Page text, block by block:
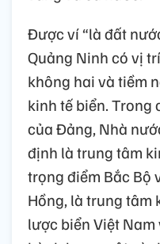
Được ví “là đất
Quảng Ninh có vị
không hai và tiềm
kinh tế biển. Trong
của Đảng, Nhà
định là trung tâm
trọng điểm Bắc Bộ
Hồng, là trung tâm
lược biển Việt